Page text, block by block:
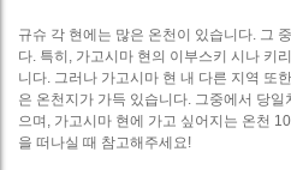
규슈 각 현에는 많은 온천이 있습니다. 그
다. 특히, 가고시마 현의 이부스키 시나 키
니다. 그러나 가고시마 현 내 다른 지역 또
은 온천지가 가득 있습니다. 그중에서 당
으며, 가고시마 현에 가고 싶어지는 온천
을 떠나실 때 참고해주세요!